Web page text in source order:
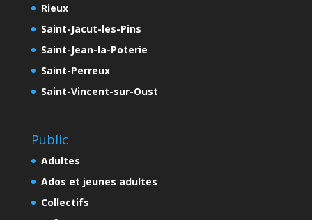
Rieux
Saint-Jacut-les-Pins
Saint-Jean-la-Poterie
Saint-Perreux
Saint-Vincent-sur-Oust
Public
Adultes
Ados et jeunes adultes
Collectifs